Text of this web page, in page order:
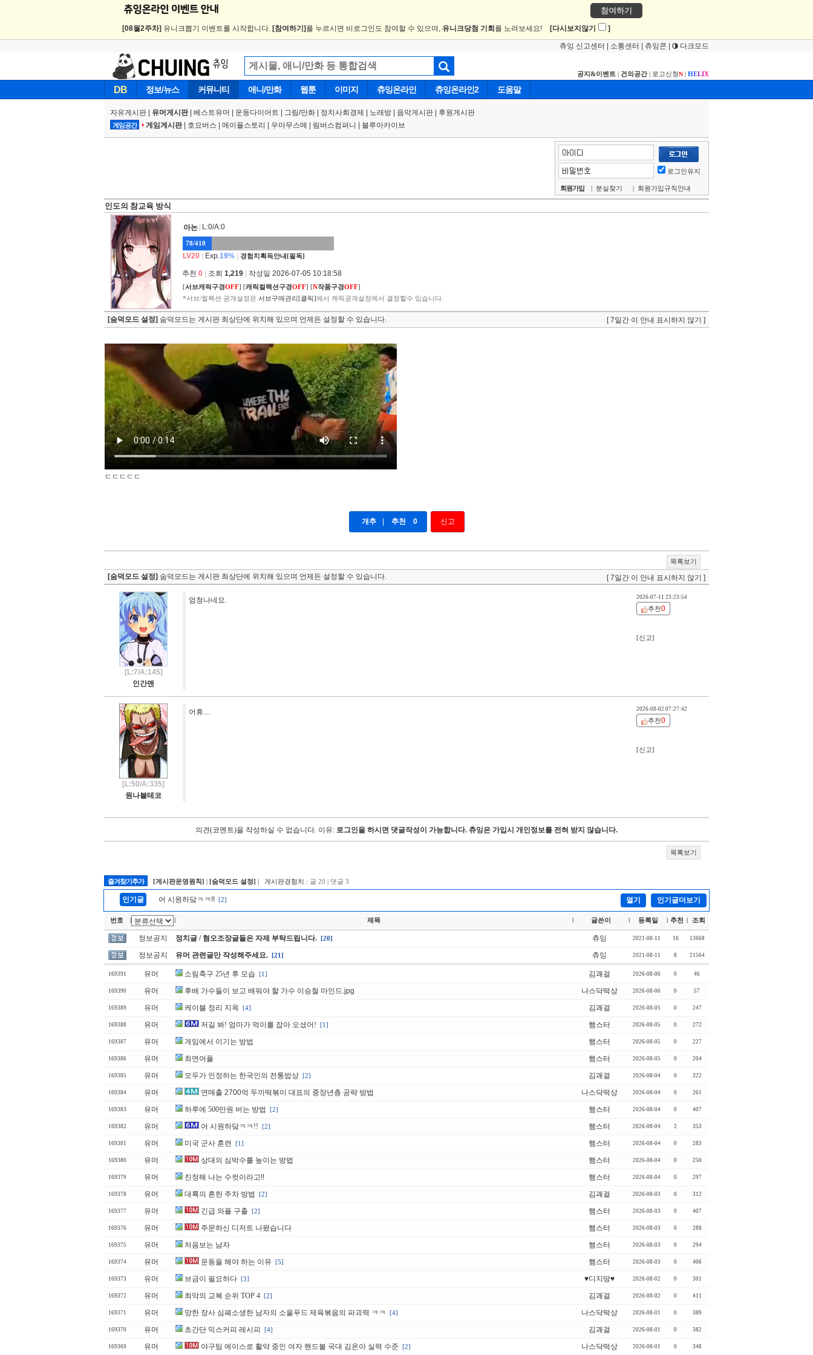
참여하기
[08월2주차] 유니크뽑기 이벤트를 시작합니다. [참여하기] 를 누르시면 비로그인도 참여할 수 있으며, 유니크당첨 기회 를 노려보세요! [다시보지않기 ]
츄잉 신고센터 소통센터 츄잉콘 다크모드
공지&이벤트 | 건의공간| 로고신청N | HELIX
DB 정보/뉴스 커뮤니티 애니/만화 웹툰 이미지 츄잉온라인 츄잉온라인2 도움말
자유게시판 유머게시판| 베스트유머 운동다이어트 | 그림/만화 정치사회경제 노래방 음악게시판 후원게시판
게임공간 게임게시판| 호요버스 메이플스토리 우마무스메 림버스컴퍼니 블루아카이브
로그인유지
회원가입 | 분실찾기 | 회원가입규칙안내
인도의 참교육 방식
아논 L:0/A:0
78/410
LV20 Exp.19% 경험치획득안내[필독]
추천 0 조회 1,219 작성일 2026-07-05 10:18:58
[서브캐릭구경OFF] [캐릭컬렉션구경OFF] [N작품구경OFF]
*서브/컬렉션 공개설정은 서브구매관리[클릭]에서 캐릭공개설정에서 결정할수 있습니다.
[숨덕모드 설정] 숨덕모드는 게시판 최상단에 위치해 있으며 언제든 설정할 수 있습니다. [ 7일간 이 안내 표시하지 않기 ]
ㄷㄷㄷㄷㄷ
개추 추천 0 신고
목록보기
[숨덕모드 설정] 숨덕모드는 게시판 최상단에 위치해 있으며 언제든 설정할 수 있습니다. [ 7일간 이 안내 표시하지 않기 ]
[L:7/A:145]
인간맨
엄청나네요. 2026-07-11 23:23:54
추천0
[신고]
[L:50/A:335]
원나블테코
어휴.... 2026-08-02 07:27:42
추천0
[신고]
의견(코멘트)을 작성하실 수 없습니다. 이유: 로그인을 하시면 댓글작성이 가능합니다. 츄잉은 가입시 개인정보를 전혀 받지 않습니다.
목록보기
즐겨찾기추가 [게시판운영원칙] | [숨덕모드 설정] | 게시판경험치 : 글 20 | 댓글 3
인기글 어 시원하닼ㅋㅋ!! [2] 열기 인기글더보기
번호 제목 글쓴이 등록일 추천 조회
정보공지 정치글 / 혐오조장글들은 자제 부탁드립니다. [20] 츄잉 2021-08-11 16 13668
정보공지 유머 관련글만 작성해주세요. [21] 츄잉 2021-08-11 8 21564
169391 유머 소림축구 25년 후 모습 [1] 김괘걸 2026-08-06 0 46
169390 유머 후배 가수들이 보고 배워야 할 가수 이승철 마인드.jpg 나스닥떡상 2026-08-06 0 57
169389 유머 케이블 정리 지옥 [4] 김괘걸 2026-08-05 0 247
169388 유머 저길 봐! 엄마가 먹이를 잡아 오셨어! [1] 햄스터 2026-08-05 0 272
169387 유머 게임에서 이기는 방법 햄스터 2026-08-05 0 227
169386 유머 최면어플 햄스터 2026-08-05 0 204
169385 유머 모두가 인정하는 한국인의 전통밥상 [2] 김괘걸 2026-08-04 0 322
169384 유머 연매출 2700억 두끼떡볶이 대표의 중장년층 공략 방법 나스닥떡상 2026-08-04 0 261
169383 유머 하루에 500만원 버는 방법 [2] 햄스터 2026-08-04 0 407
169382 유머 어 시원하닼ㅋㅋ!! [2] 햄스터 2026-08-04 2 353
169381 유머 미국 군사 훈련 [1] 햄스터 2026-08-04 0 283
169380 유머 상대의 심박수를 높이는 방법 햄스터 2026-08-04 0 250
169379 유머 진정해 나는 수컷이라고!! 햄스터 2026-08-04 0 297
169378 유머 대륙의 흔한 주차 방법 [2] 김괘걸 2026-08-03 0 312
169377 유머 긴급 와플 구출 [2] 햄스터 2026-08-03 0 407
169376 유머 주문하신 디저트 나왔습니다 햄스터 2026-08-03 0 288
169375 유머 처음보는 남자 햄스터 2026-08-03 0 294
169374 유머 운동을 해야 하는 이유 [5] 햄스터 2026-08-03 0 406
169373 유머 브금이 필요하다 [3] ♥디지땅♥ 2026-08-02 0 301
169372 유머 최악의 교복 순위 TOP 4 [2] 김괘걸 2026-08-02 0 411
169371 유머 망한 장사 심폐소생한 남자의 소울푸드 제육볶음의 파괴력 ㅋㅋ [4] 나스닥떡상 2026-08-01 0 389
169370 유머 초간단 믹스커피 레시피 [4] 김괘걸 2026-08-01 0 382
169369 유머 야구팀 에이스로 활약 중인 여자 핸드볼 국대 김온아 실력 수준 [2] 나스닥떡상 2026-08-01 0 348